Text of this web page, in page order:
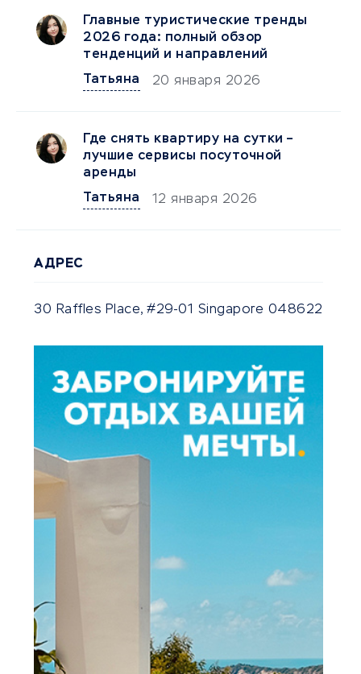
Главные туристические тренды
2026 года: полный обзор
тенденций и направлений
Татьяна
20 января 2026
Где снять квартиру на сутки –
лучшие сервисы посуточной
аренды
Татьяна
12 января 2026
АДРЕС
30 Raffles Place, #29-01 Singapore 048622